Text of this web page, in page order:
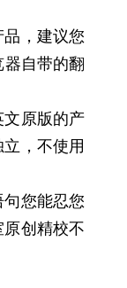
，建议您
自带的翻
原版的产
，不使用
您能忍您
创精校不